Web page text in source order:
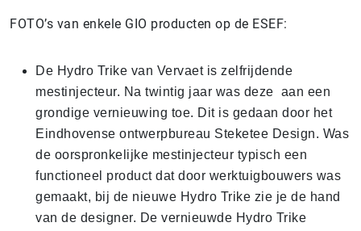
FOTO’s van enkele GIO producten op de ESEF:
De Hydro Trike van Vervaet is zelfrijdende
mestinjecteur. Na twintig jaar was deze aan een
grondige vernieuwing toe. Dit is gedaan door het
Eindhovense ontwerpbureau Steketee Design. Was
de oorspronkelijke mestinjecteur typisch een
functioneel product dat door werktuigbouwers was
gemaakt, bij de nieuwe Hydro Trike zie je de hand
van de designer. De vernieuwde Hydro Trike